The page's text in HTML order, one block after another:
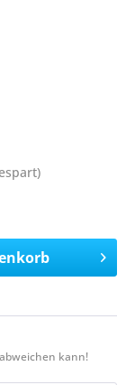
kann!